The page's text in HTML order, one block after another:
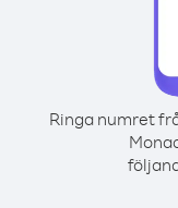
Ringa numret